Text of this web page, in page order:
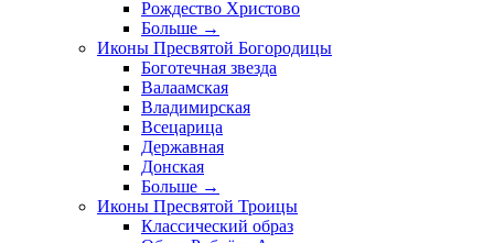
Рождество Христово
Больше →
Иконы Пресвятой Богородицы
Боготечная звезда
Валаамская
Владимирская
Всецарица
Державная
Донская
Больше →
Иконы Пресвятой Троицы
Классический образ